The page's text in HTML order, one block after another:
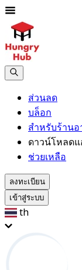
ส่วนลด
บล็อก
สำหรับร้านอ
ดาวน์โหลด
ช่วยเหลือ
ลงทะเบียน
เข้าสู่ระบบ
th